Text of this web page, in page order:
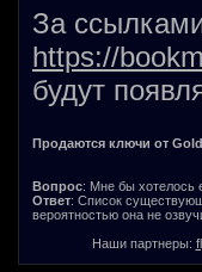
За
https://
будут
Продаются ключи от
Вопрос: Мне бы хотелось
Ответ: Список
вероятностью она не
Наши партнеры: